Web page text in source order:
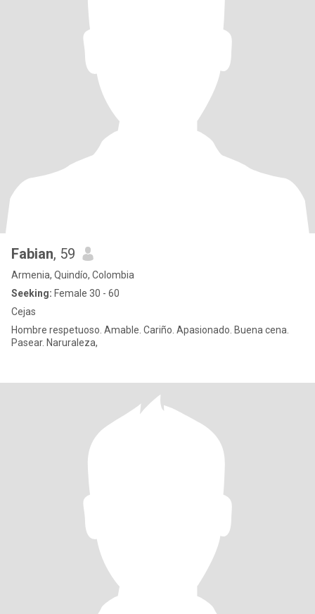
Fabian, 59
Armenia, Quindío, Colombia
Seeking: Female 30 - 60
Cejas
Hombre respetuoso. Amable. Cariño. Apasionado. Buena cena.
Pasear. Naruraleza,